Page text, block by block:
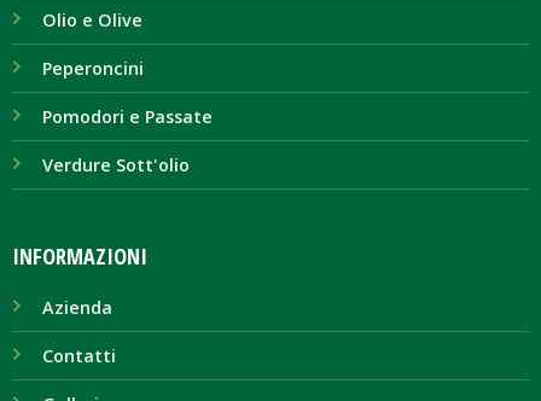
Olio e Olive
Peperoncini
Pomodori e Passate
Verdure Sott'olio
INFORMAZIONI
Azienda
Contatti